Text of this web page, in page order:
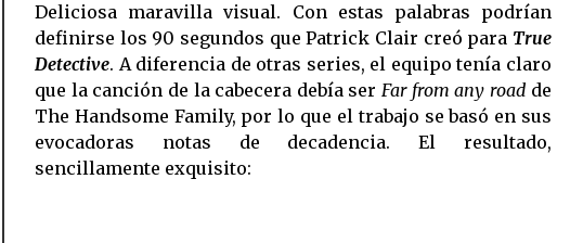
Deliciosa maravilla visual. Con estas palabras podrían
definirse los 90 segundos que Patrick Clair creó para True
Detective. A diferencia de otras series, el equipo tenía claro
que la canción de la cabecera debía ser Far from any road de
The Handsome Family, por lo que el trabajo se basó en sus
evocadoras notas de decadencia. El resultado,
sencillamente exquisito: